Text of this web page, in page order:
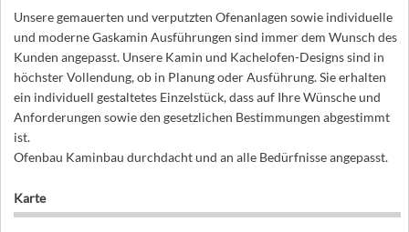
Unsere gemauerten und verputzten Ofenanlagen sowie individuelle
und moderne Gaskamin Ausführungen sind immer dem Wunsch des
Kunden angepasst. Unsere Kamin und Kachelofen-Designs sind in
höchster Vollendung, ob in Planung oder Ausführung. Sie erhalten
ein individuell gestaltetes Einzelstück, dass auf Ihre Wünsche und
Anforderungen sowie den gesetzlichen Bestimmungen abgestimmt
ist.
Ofenbau Kaminbau durchdacht und an alle Bedürfnisse angepasst.
Karte